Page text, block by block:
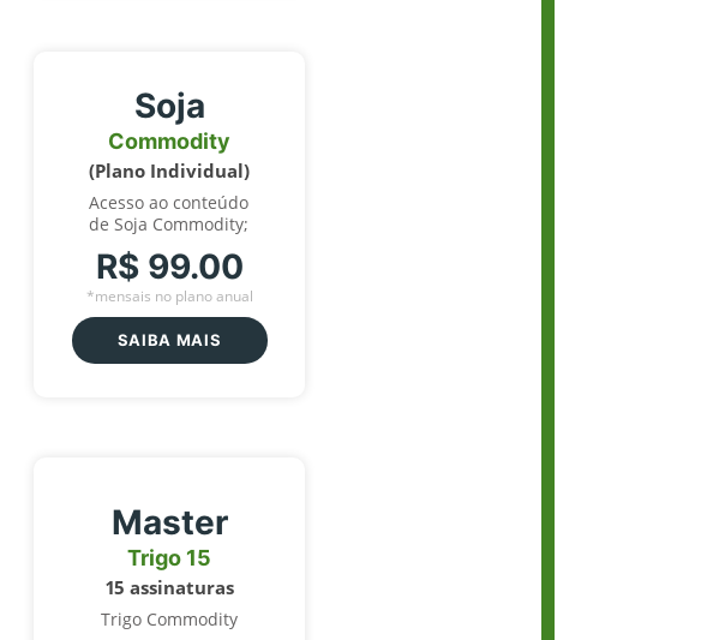
Soja
Commodity
(Plano Individual)
Acesso ao conteúdo
de Soja Commodity;
R$ 99.00
*mensais no plano anual
SAIBA MAIS
Master
Trigo 15
15 assinaturas
Trigo Commodity